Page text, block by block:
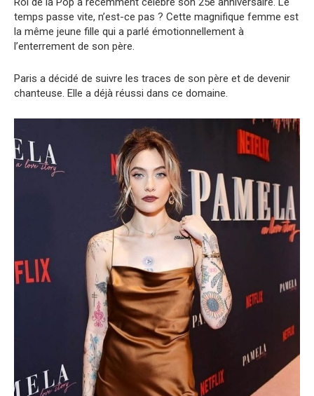
temps passe vite, n’est-ce pas ? Cette magnifique femme est
la même jeune fille qui a parlé émotionnellement à
l’enterrement de son père.
Paris a décidé de suivre les traces de son père et de devenir
chanteuse. Elle a déjà réussi dans ce domaine.